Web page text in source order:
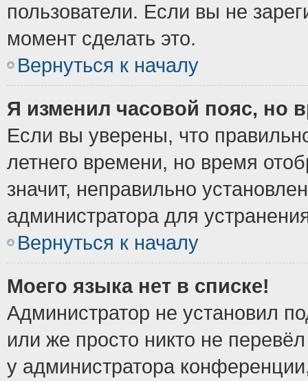
пользователи. Если вы не
момент сделать это.
Вернуться к началу
Я изменил часовой пояс, но
Если вы уверены, что
летнего времени, но время
значит, неправильно
администратора для
Вернуться к началу
Моего языка нет в списке!
Администратор не установил
или же просто никто не
у администратора